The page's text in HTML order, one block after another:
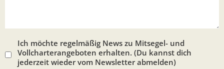
Ich möchte regelmäßig News zu Mitsegel- und
Vollcharterangeboten erhalten. (Du kannst dich
jederzeit wieder vom Newsletter abmelden)